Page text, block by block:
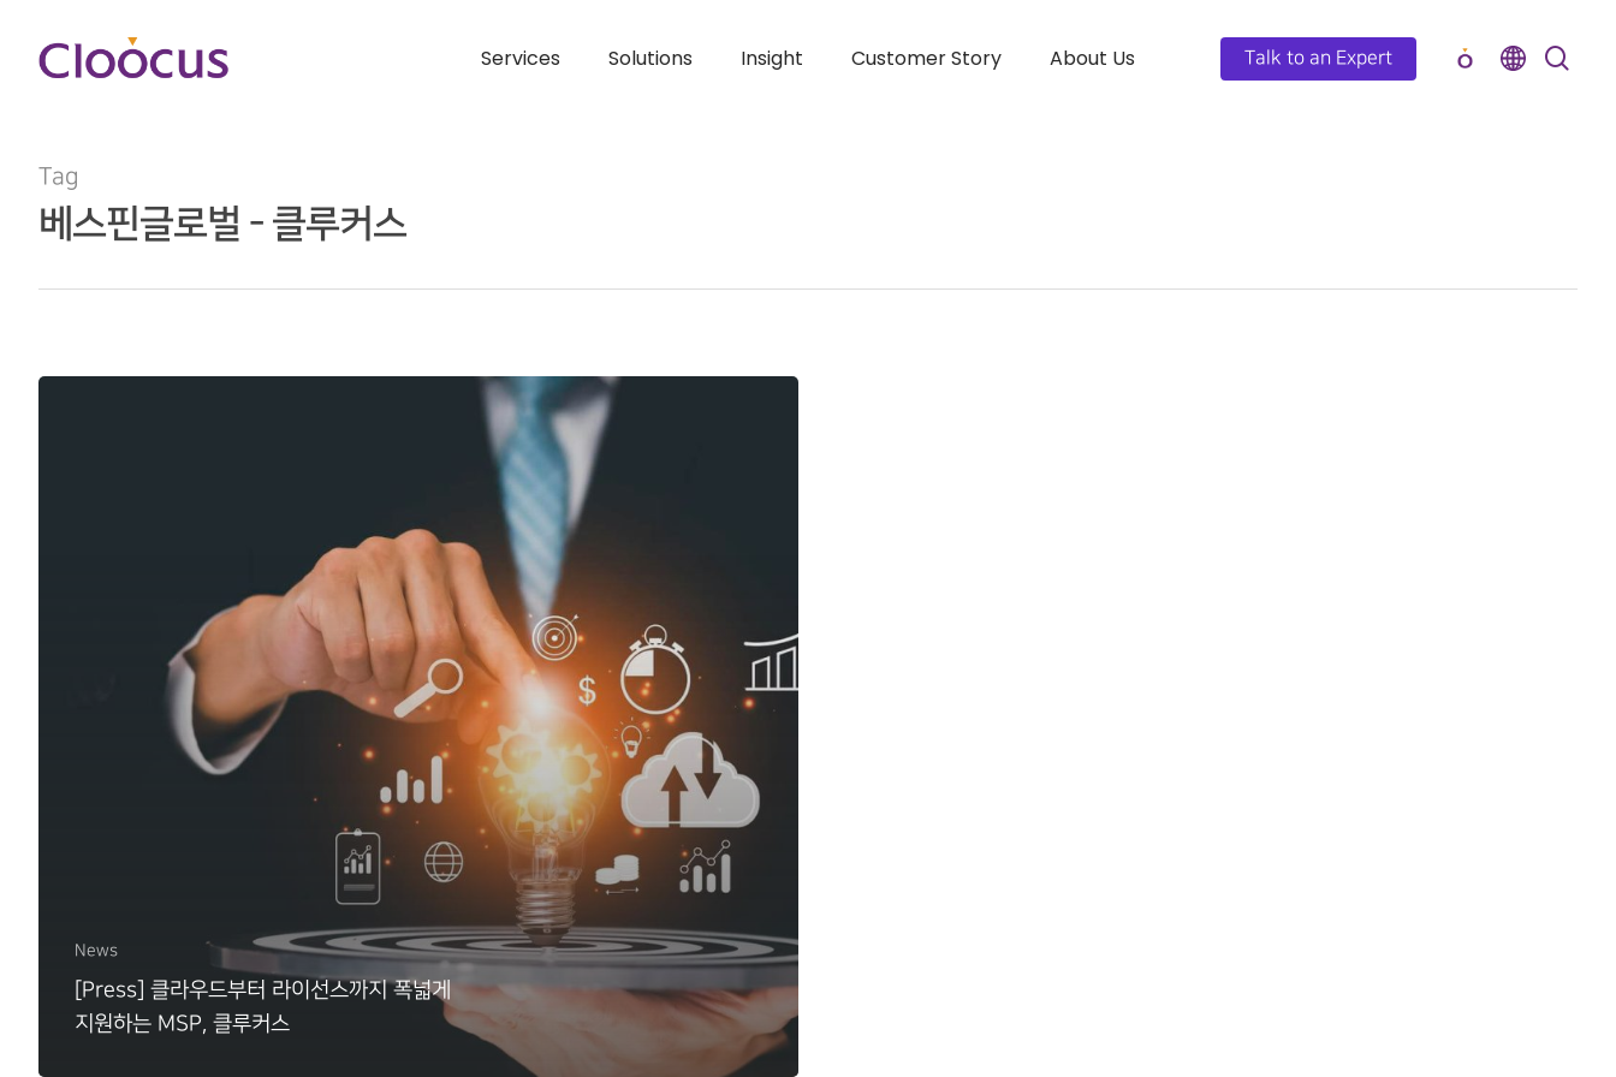
Hit enter to search or ESC to close
Services Solutions Insight Customer Story About Us Talk to an Expert
Tag
베스핀글로벌 - 클루커스
News
[Press] 클라우드부터 라이선스까지 폭넓게
지원하는 MSP, 클루커스